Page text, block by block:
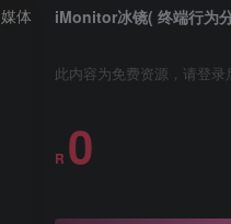
iMonitor冰镜( 终端行为
此内容为免费资源，请登录
R 0